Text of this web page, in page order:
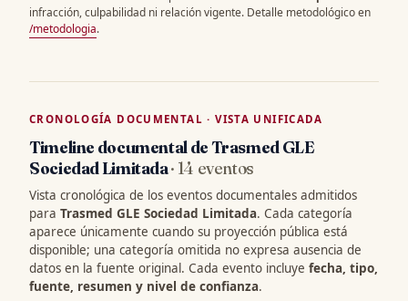
infracción, culpabilidad ni relación vigente. Detalle metodológico en
/metodologia.
CRONOLOGÍA DOCUMENTAL · VISTA UNIFICADA
Timeline documental de Trasmed GLE
Sociedad Limitada· 14 eventos
Vista cronológica de los eventos documentales admitidos
para Trasmed GLE Sociedad Limitada. Cada categoría
aparece únicamente cuando su proyección pública está
disponible; una categoría omitida no expresa ausencia de
datos en la fuente original. Cada evento incluye fecha, tipo,
fuente, resumen y nivel de confianza.